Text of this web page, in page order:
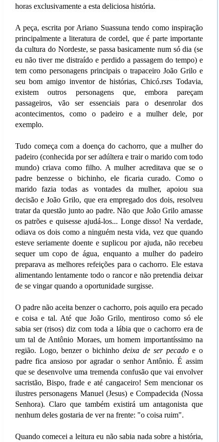
horas exclusivamente a esta deliciosa história.
A peça, escrita por Ariano Suassuna tendo como inspiração
principalmente a literatura de cordel, que é parte importante
da cultura do Nordeste, se passa basicamente num só dia (se
eu não tiver me distraído e perdido a passagem do tempo) e
tem como personagens principais o trapaceiro João Grilo e
seu bom amigo inventor de histórias, Chicó.rsrs Todavia,
existem outros personagens que, embora pareçam
passageiros, vão ser essenciais para o desenrolar dos
acontecimentos, como o padeiro e a mulher dele, por
exemplo.
Tudo começa com a doença do cachorro, que a mulher do
padeiro (conhecida por ser adúltera e trair o marido com todo
mundo) criava como filho. A mulher acreditava que se o
padre benzesse o bichinho, ele ficaria curado. Como o
marido fazia todas as vontades da mulher, apoiou sua
decisão e João Grilo, que era empregado dos dois, resolveu
tratar da questão junto ao padre. Não que João Grilo amasse
os patrões e quisesse ajudá-los... Longe disso! Na verdade,
odiava os dois como a ninguém nesta vida, vez que quando
esteve seriamente doente e suplicou por ajuda, não recebeu
sequer um copo de água, enquanto a mulher do padeiro
preparava as melhores refeições para o cachorro. Ele estava
alimentando lentamente todo o rancor e não pretendia deixar
de se vingar quando a oportunidade surgisse.
O padre não aceita benzer o cachorro, pois aquilo era pecado
e coisa e tal. Até que João Grilo, mentiroso como só ele
sabia ser (risos) diz com toda a lábia que o cachorro era de
um tal de Antônio Moraes, um homem importantíssimo na
região. Logo, benzer o bichinhodeixa de ser pecado e o
padre fica ansioso por agradar o senhor Antônio. É assim
que se desenvolve uma tremenda confusão que vai envolver
sacristão, Bispo, frade e até cangaceiro! Sem mencionar os
ilustres personagens Manuel (Jesus) e Compadecida (Nossa
Senhora). Claro que também existirá um antagonista que
nenhum deles gostaria de ver na frente: "o coisa ruim".
Quando comecei a leitura eu não sabia nada sobre a história,